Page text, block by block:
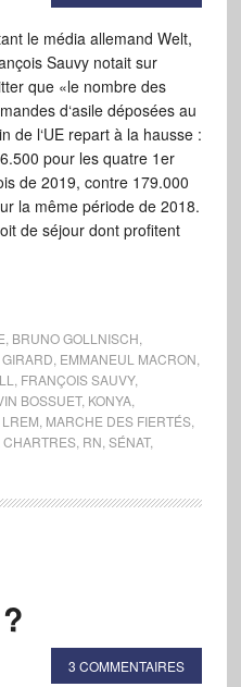
le média allemand Welt,
Sauvy notait sur
que «le nombre des
d‘asile déposées au
de l‘UE repart à la hausse :
pour les quatre 1er
de 2019, contre 179.000
la même période de 2018.
de séjour dont profitent
BRUNO GOLLNISCH
EMMANEUL MACRON
FRANÇOIS SAUVY,
BOSSUET, KONYA,
LREM MARCHE DES FIERTÉS,
, RN SÉNAT,
3 COMMENTAIRES